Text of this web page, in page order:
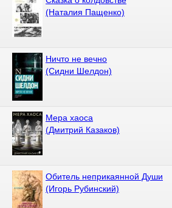
(Наталия Пащенко)
Ничто не вечно
(Сидни Шелдон)
Мера хаоса
(Дмитрий Казаков)
Обитель неприкаянной Души
(Игорь Рубинский)